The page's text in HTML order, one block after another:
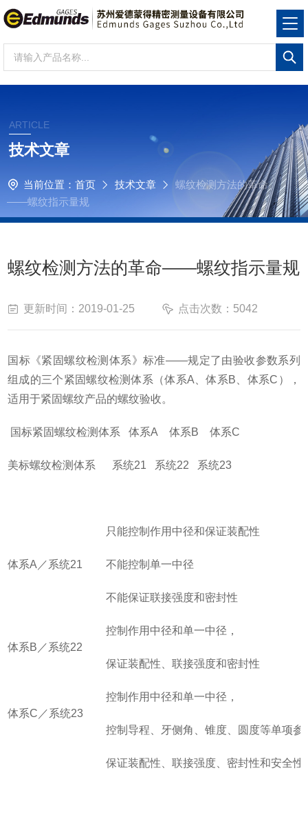
ARTICLE
技术文章
当前位置： 首页 技术文章
螺纹检测方法的革命
——螺纹指示量规
螺纹检测方法的革命——螺纹指示量规
更新时间：2019-01-25 点击次数：5042
国标《紧固螺纹检测体系》标准——规定了由验收参数系列
组成的三个紧固螺纹检测体系（体系A、体系B、体系C），
适用于紧固螺纹产品的螺纹验收。
国标紧固螺纹检测体系 体系A 体系B 体系C
美标螺纹检测体系 系统21 系统22 系统23
体系A ／系统21
只能控制作用中径和保证装配性
不能控制单一中径
不能保证联接强度和密封性
体系B ／系统22
控制作用中径和单一中径，
保证装配性、联接强度和密封性
体系C ／系统23
控制作用中径和单一中径，
控制导程、牙侧角、锥度、圆度等单项参
保证装配性、联接强度、密封性和安全性